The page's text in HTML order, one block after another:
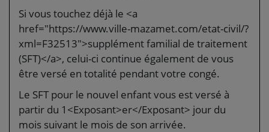
Si vous touchez déjà le <a
href="https://www.ville-mazamet.com/etat-civil/?
xml=F32513">supplément familial de traitement
(SFT)</a>, celui-ci continue également de vous
être versé en totalité pendant votre congé.
Le SFT pour le nouvel enfant vous est versé à
partir du 1<Exposant>er</Exposant> jour du
mois suivant le mois de son arrivée.